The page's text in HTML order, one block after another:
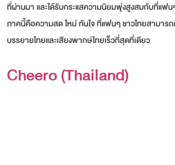
ที่ผ่านมา และได้รับกระแสความนิยมพุ่งสูงสมกับที่แ
ภาคนี้คือความสด ใหม่ ทันใจ ที่แฟนๆ ชาวไทยสามา
บรรยายไทยและเสียงพากษ์ไทยเร็วที่สุดที่เดียว
Cheero (Thailand)